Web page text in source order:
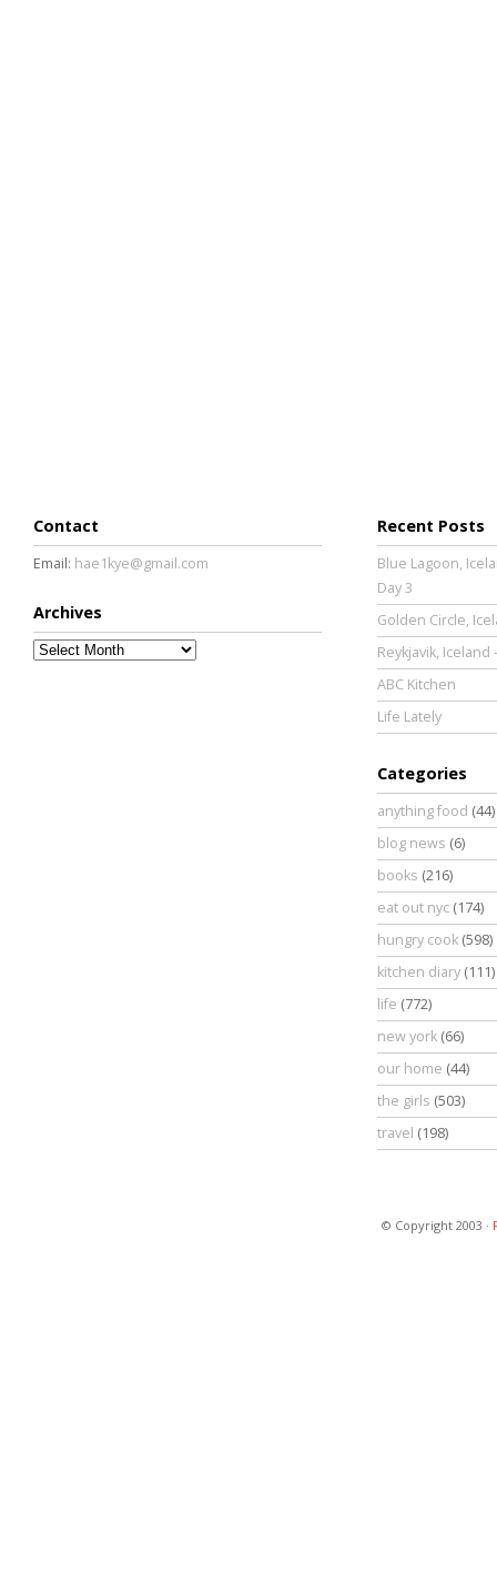
Contact
Email: hae1kye@gmail.com
Archives
Archives
Recent Posts
Blue Lagoon,
Day 3
Golden Circle,
Reykjavik, Iceland
ABC Kitchen
Life Lately
Categories
anything food (44)
blog news (6)
books (216)
eat out nyc (174)
hungry cook (598)
kitchen diary (111)
life (772)
new york (66)
our home (44)
the girls (503)
travel (198)
© Copyright 2003 ·